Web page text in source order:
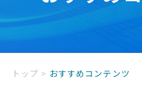
トップ > おすすめコンテンツ